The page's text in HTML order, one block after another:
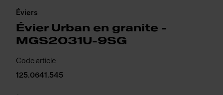
Éviers
Évier Urban en granite -
MGS2031U-9SG
Code article
125.0641.545